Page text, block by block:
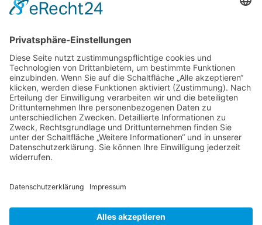
0841 9680 04
Stichwort: Wo es am nötigsten ist
Info und Kontakt
Sandra Faber
Telefon: 07131 770 - 428
sandra.faber@aufbaugilde.de
Hans-Rießer-Str. 7
74076 Heilbronn
Weitere Links
Spendenprojekte
Sachspenden